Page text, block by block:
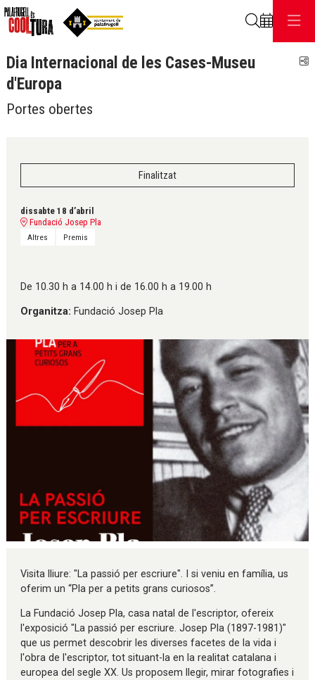
Dia Internacional de les Cases-Museu
d'Europa
Portes obertes
Finalitzat
dissabte 18 d’abril
Fundació Josep Pla
Altres Premis
De 10.30 h a 14.00 h i de 16.00 h a 19.00 h
Organitza: Fundació Josep Pla
Visita lliure: "La passió per escriure". I si veniu en família, us
oferim un “Pla per a petits grans curiosos”.
La Fundació Josep Pla, casa natal de l'escriptor, ofereix
l'exposició "La passió per escriure. Josep Pla (1897-1981)"
que us permet descobrir les diverses facetes de la vida i
l'obra de l'escriptor, tot situant-la en la realitat catalana i
europea del segle XX. Us proposem llegir, mirar fotografies i